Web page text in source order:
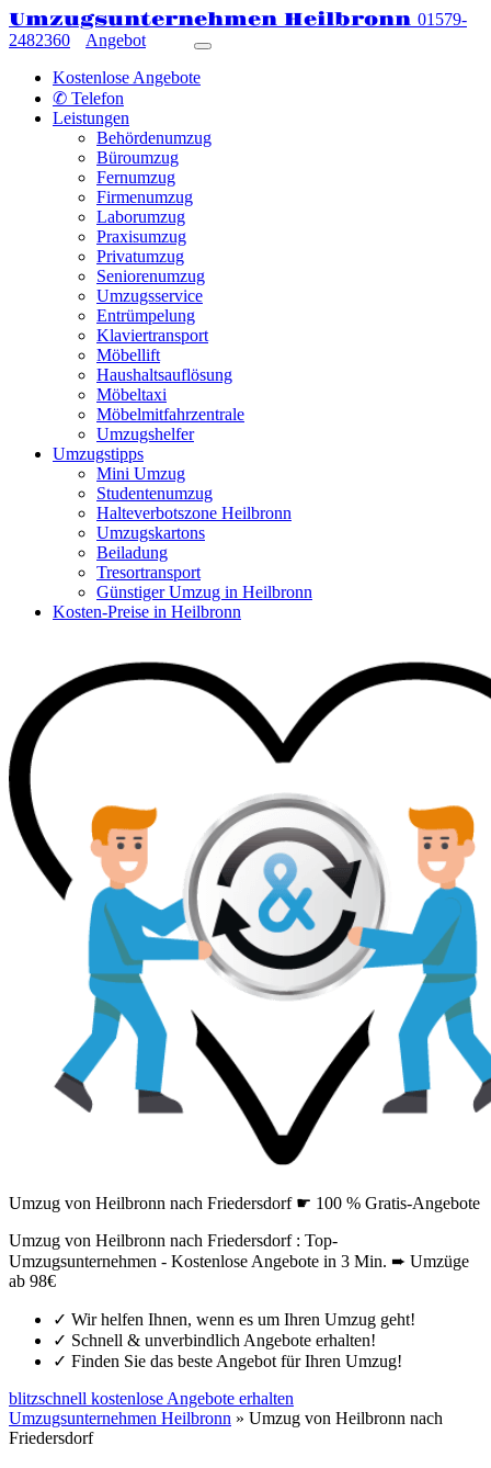
Umzugsunternehmen Heilbronn 01579-
2482360
Angebot
Kostenlose Angebote
✆ Telefon
Leistungen
Behördenumzug
Büroumzug
Fernumzug
Firmenumzug
Laborumzug
Praxisumzug
Privatumzug
Seniorenumzug
Umzugsservice
Entrümpelung
Klaviertransport
Möbellift
Haushaltsauflösung
Möbeltaxi
Möbelmitfahrzentrale
Umzugshelfer
Umzugstipps
Mini Umzug
Studentenumzug
Halteverbotszone Heilbronn
Umzugskartons
Beiladung
Tresortransport
Günstiger Umzug in Heilbronn
Kosten-Preise in Heilbronn
Umzug von Heilbronn nach Friedersdorf ☛ 100 % Gratis-Angebote
Umzug von Heilbronn nach Friedersdorf : Top-
Umzugsunternehmen - Kostenlose Angebote in 3 Min. ➨ Umzüge
ab 98€
✓ Wir helfen Ihnen, wenn es um Ihren Umzug geht!
✓ Schnell & unverbindlich Angebote erhalten!
✓ Finden Sie das beste Angebot für Ihren Umzug!
blitzschnell kostenlose Angebote erhalten
Umzugsunternehmen Heilbronn » Umzug von Heilbronn nach
Friedersdorf